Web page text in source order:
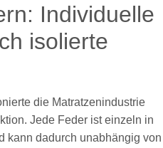
Individuelle
isolierte
die Matratzenindustrie
Jede Feder ist einzeln in
kann dadurch unabhängig von